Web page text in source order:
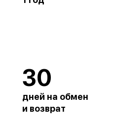
30
дней на обмен
и возврат